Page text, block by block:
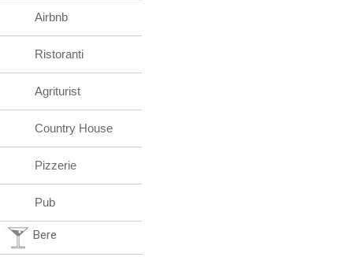
Airbnb
Ristoranti
Agriturist
Country House
Pizzerie
Pub
Bere